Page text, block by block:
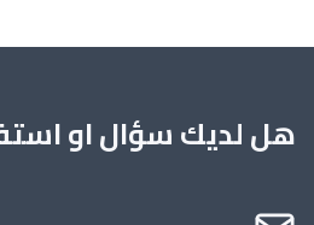
هل لديك سؤال او